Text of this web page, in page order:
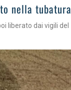
nella tubatura
liberato dai vigili del